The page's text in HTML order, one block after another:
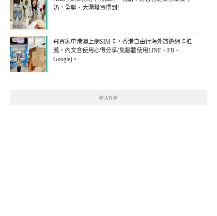
奶，全聯、大潤發買得到!
飛買家中港澳上網SIM卡，香港自由行海外旅遊網卡推
薦，內文含使用心得分享(免翻牆使用LINE、FB、
Google)。
🌺AD🌺